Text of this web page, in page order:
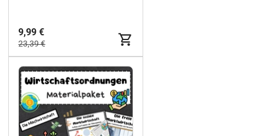
9,99 €
23,39 €